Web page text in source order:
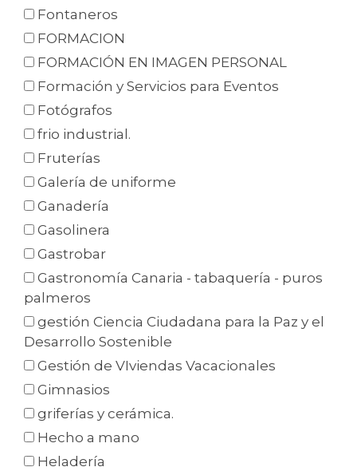
Fontaneros
FORMACION
FORMACIÓN EN IMAGEN PERSONAL
Formación y Servicios para Eventos
Fotógrafos
frio industrial.
Fruterías
Galería de uniforme
Ganadería
Gasolinera
Gastrobar
Gastronomía Canaria - tabaquería - puros
palmeros
gestión Ciencia Ciudadana para la Paz y el
Desarrollo Sostenible
Gestión de VIviendas Vacacionales
Gimnasios
griferías y cerámica.
Hecho a mano
Heladería